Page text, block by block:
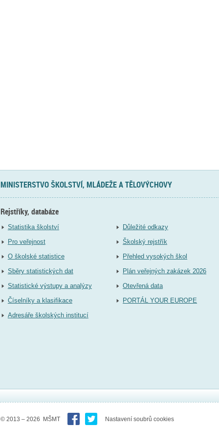
MINISTERSTVO ŠKOLSTVÍ, MLÁDEŽE A TĚLOVÝCHOVY
Rejstříky, databáze
Statistika školství
Pro veřejnost
O školské statistice
Sběry statistických dat
Statistické výstupy a analýzy
Číselníky a klasifikace
Adresáře školských institucí
Důležité odkazy
Školský rejstřík
Přehled vysokých škol
Plán veřejných zakázek 2026
Otevřená data
PORTÁL YOUR EUROPE
© 2013 – 2026 MŠMT Nastavení soubrů cookies